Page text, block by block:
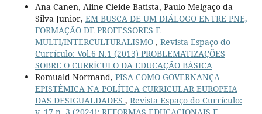
Ana Canen, Aline Cleide Batista, Paulo Melgaço da
Silva Junior, EM BUSCA DE UM DIÁLOGO ENTRE PNE,
FORMAÇÃO DE PROFESSORES E
MULTI/INTERCULTURALISMO , Revista Espaço do
Currículo: Vol.6 N.1 (2013) PROBLEMATIZAÇÕES
SOBRE O CURRÍCULO DA EDUCAÇÃO BÁSICA
Romuald Normand, PISA COMO GOVERNANÇA
EPISTÊMICA NA POLÍTICA CURRICULAR EUROPEIA
DAS DESIGUALDADES , Revista Espaço do Currículo: